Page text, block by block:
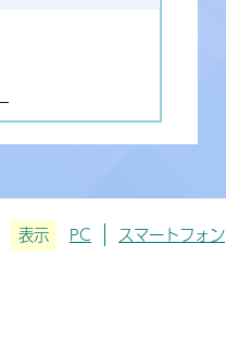
表示 PC スマートフォン